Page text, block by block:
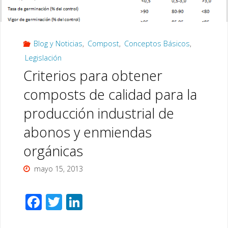
de
Campo
el
Seguimiento
del
Proceso
Compostaje"
Blog y Noticias, Compost, Conceptos Básicos,
Legislación
Criterios para obtener
composts de calidad para la
producción industrial de
abonos y enmiendas
orgánicas
mayo 15, 2013
F T Li